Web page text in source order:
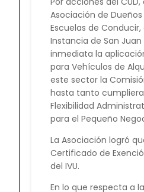
Asociación de
Escuelas de
Instancia de San
inmediata la
para Vehículos de
este sector la
hasta tanto
Flexibilidad
para el Pequeño
La Asociación logró
Certificado de
del IVU.
En lo que respecta a